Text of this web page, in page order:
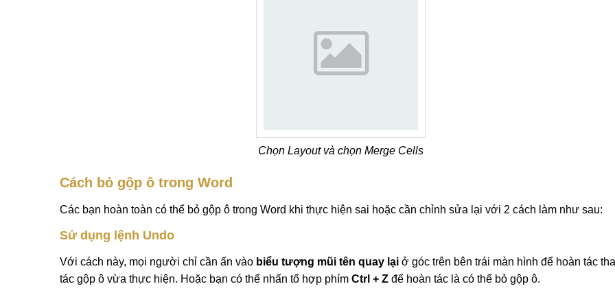
Chọn Layout và chọn Merge Cells
Cách bỏ gộp ô trong Word
Các bạn hoàn toàn có thể bỏ gộp ô trong Word khi thực hiện sai hoặc cần chỉnh sửa lại với 2 cách làm như sau:
Sử dụng lệnh Undo
Với cách này, mọi người chỉ cần ấn vào biểu tượng mũi tên quay lại ở góc trên bên trái màn hình để hoàn tác
tác gộp ô vừa thực hiện. Hoặc bạn có thể nhấn tổ hợp phím Ctrl + Z để hoàn tác là có thể bỏ gộp ô.